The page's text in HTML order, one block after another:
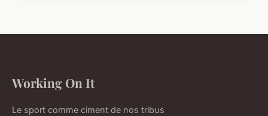
Working On It
Le sport comme ciment de nos tribus